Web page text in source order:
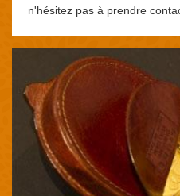
n'hésitez pas à prendre